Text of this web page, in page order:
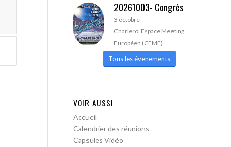
20261003- Congrès
3 octobre
Charleroi Espace Meeting
Européen (CEME)
Tous les évenements
VOIR AUSSI
Accueil
Calendrier des réunions
Capsules Vidéo